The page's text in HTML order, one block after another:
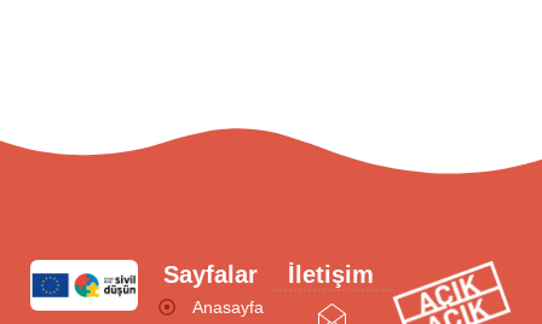
Sayfalar
Anasayfa
İletişim